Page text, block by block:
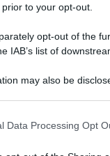
to your opt-out.
opt-out of the
IAB’s list of
may also be
Data Processing Opt